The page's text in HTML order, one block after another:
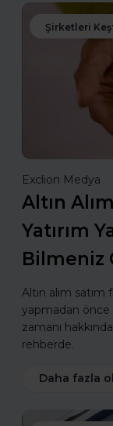
Şirketleri
Exclion Medya
Altın
Yatırım
Bilmeniz
Altın alım satım
yapmadan önce
zamanı
rehberde.
Daha fazla